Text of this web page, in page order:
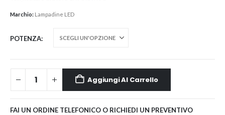
Marchio: Lampadine LED
POTENZA
Aggiungi Al Carrello
FAI UN ORDINE TELEFONICO O RICHIEDI UN PREVENTIVO